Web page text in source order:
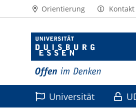
Orientierung Kontakt
Universität